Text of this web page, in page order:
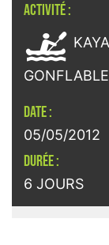
ACTIVITÉ :

GONFLABLE
DATE :
05/05/2012
DURÉE :
6 JOURS